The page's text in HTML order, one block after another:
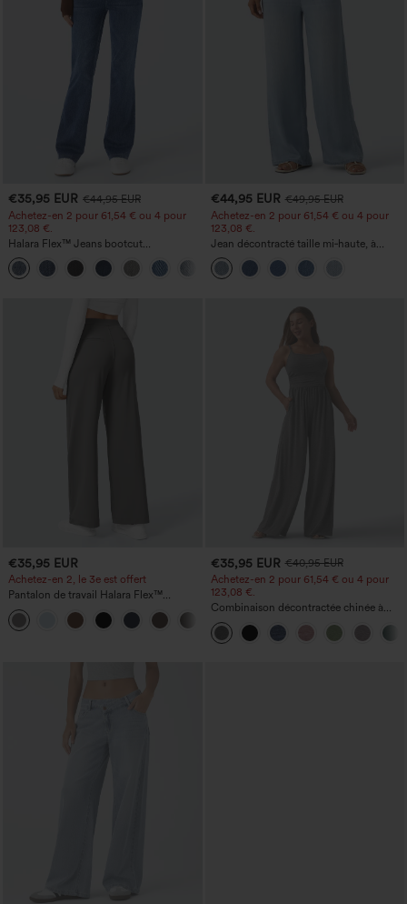
€35,95 EUR €44,95 EUR
Achetez-en 2 pour 61,54 € ou 4 pour
123,08 €.
Halara Flex™ Jeans bootcut
décontractés taille haute, effet délavé,
avec poches
+5
€44,95 EUR €49,95 EUR
Achetez-en 2 pour 61,54 € ou 4 pour
123,08 €.
Jean décontracté taille mi‑haute, à
cordon de serrage, avec poches
€35,95 EUR
Achetez-en 2, le 3e est offert
Pantalon de travail Halara Flex™
DayStretch à taille haute, avec poches et
coupe droite
€35,95 EUR €40,95 EUR
Achetez-en 2 pour 61,54 € ou 4 pour
123,08 €.
Combinaison décontractée chinée à
bretelles réglables, fronces et jambes
larges, avec poches — facile comme
tout